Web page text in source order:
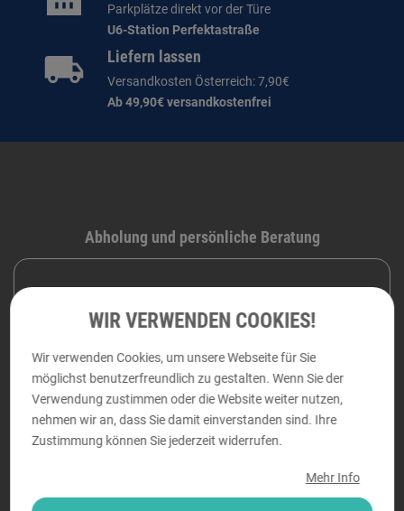
Parkplätze direkt vor der Türe
U6-Station Perfektastraße
Liefern lassen
Versandkosten Österreich: 7,90€
Ab 49,90€ versandkostenfrei
Abholung und persönliche Beratung
Perfektastraße 58, 1230 Wien
Montag - Donnerstag von9:00 bis 18:00
Freitag von9:00 bis 14:00
WIR VERWENDEN COOKIES!
Wir verwenden Cookies, um unsere Webseite für Sie
möglichst benutzerfreundlich zu gestalten. Wenn Sie der
Verwendung zustimmen oder die Website weiter nutzen,
nehmen wir an, dass Sie damit einverstanden sind. Ihre
Zustimmung können Sie jederzeit widerrufen.
Mehr Info